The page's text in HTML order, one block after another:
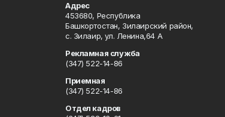
Адрес
453680, Республика
Башкортостан, Зилаирский район,
с. Зилаир, ул. Ленина,64 А
Рекламная служба
(347) 522-14-86
Приемная
(347) 522-14-86
Отдел кадров